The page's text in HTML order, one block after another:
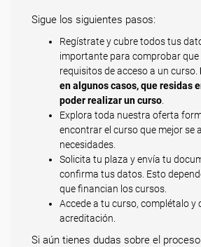
Sigue los siguientes pasos:
Regístrate y cubre todos tus
importante para comprobar
requisitos de acceso a un curso.
en algunos casos, que residas
poder realizar un curso
Explora toda nuestra oferta
encontrar el curso que mejor se
necesidades.
Solicita tu plaza y envía tu
confirma tus datos. Esto
que financian los cursos.
Accede a tu curso, complétalo y
acreditación.
Si aún tienes dudas sobre el